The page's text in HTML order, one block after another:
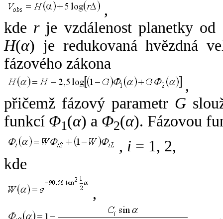
,
kde rje vzdálenost planetky od
H(α) je redukovaná hvězdná
fázového zákona
,
přičemž fázový parametr G
funkcí Φ1(α) a Φ2(α). Fázovou
, i = 1, 2,
kde
,